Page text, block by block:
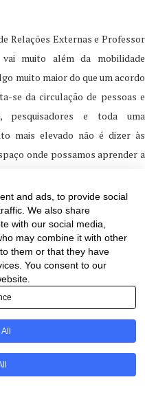
Relações Externas e Professor
muito além da mobilidade
muito maior do que um acordo
se da circulação de pessoas e
pesquisadores e toda uma
mais elevado não é dizer às
onde possamos aprender a
Al Suwaidi, em um mundo
internacional tornou-se um
gerações.
quanto o conhecimento
inteligência cultural,
diferentes idiomas, sistemas e
a UNIVALI oferece exatamente
Letras como palco para a
and ads, to provide social
We also share
with our social media,
may combine it with other
them or that they have
You consent to our